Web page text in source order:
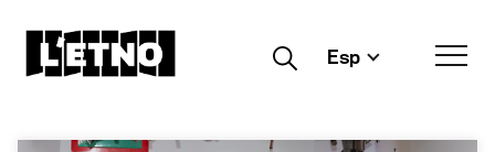
Buscar Esp